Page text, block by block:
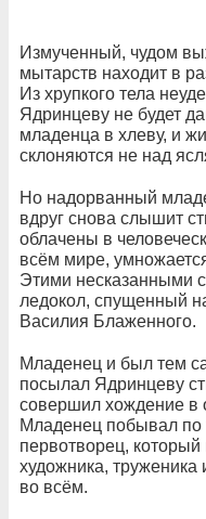
Измученный, чудом
мытарств находит в
Из хрупкого тела
Ядринцеву не будет
младенца в хлеву, и
склоняются не над
Но надорванный
вдруг снова слышит
облачены в
всём мире,
Этими несказанными
ледокол, спущенный
Василия Блаженного.
Младенец и был тем
посылал Ядринцеву
совершил хождение в
Младенец побывал по
первотворец, который
художника,
во всём.